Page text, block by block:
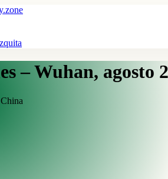
– Wuhan, agosto